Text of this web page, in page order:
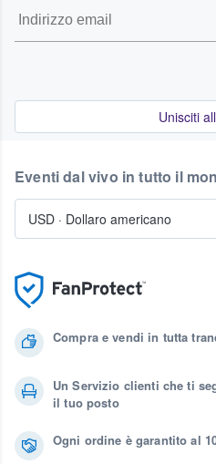
Unisciti
Compra e vendi in tutta
Un Servizio clienti che ti
il tuo posto
Ogni ordine è garantito al
Eventi dal vivo in tutto il
USD · Dollaro americano